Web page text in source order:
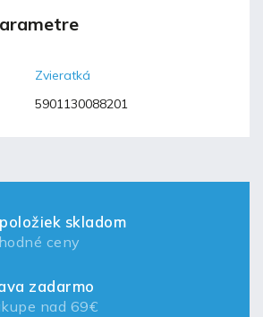
Zvieratká
5901130088201
skladom
ceny
zadarmo
nad 69€